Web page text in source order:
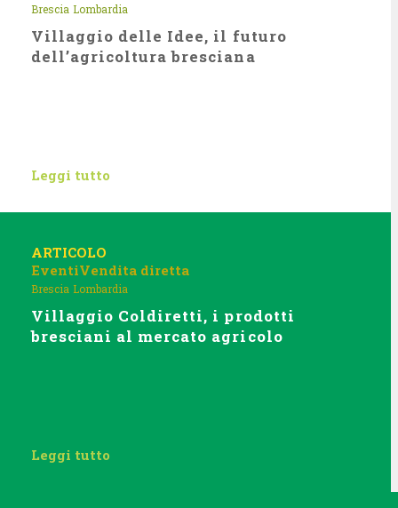
Brescia Lombardia
Villaggio delle Idee, il futuro
dell’agricoltura bresciana
Leggi tutto
ARTICOLO
EventiVendita diretta
Brescia Lombardia
Villaggio Coldiretti, i prodotti
bresciani al mercato agricolo
Leggi tutto